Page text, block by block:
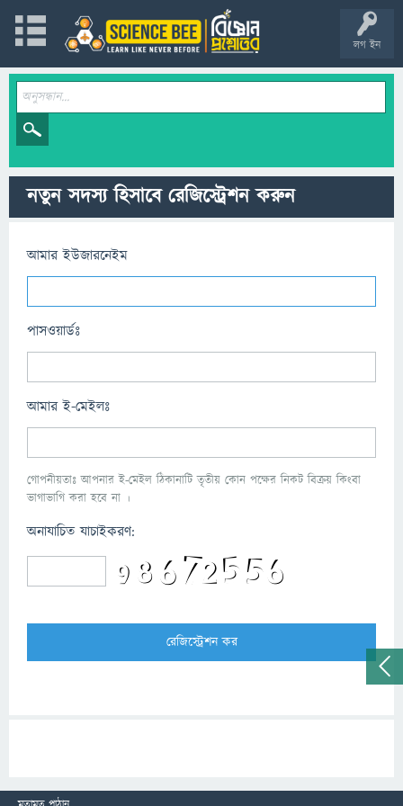
লগ ইন
নতুন সদস্য হিসাবে রেজিস্ট্রেশন করুন
আমার ইউজারনেইম
পাসওয়ার্ডঃ
আমার ই-মেইলঃ
গোপনীয়তাঃ আপনার ই-মেইল ঠিকানাটি তৃতীয় কোন পক্ষের নিকট বিক্রয় কিংবা
ভাগাভাগি করা হবে না ।
অনাযাচিত যাচাইকরণ: